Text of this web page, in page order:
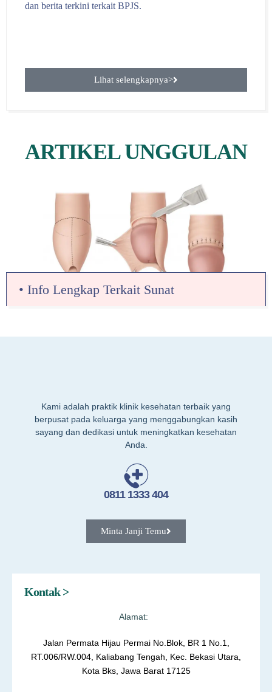
dan berita terkini terkait BPJS.
Lihat selengkapnya>
ARTIKEL UNGGULAN
• Info Lengkap Terkait Sunat
Kami adalah praktik klinik kesehatan terbaik yang
berpusat pada keluarga yang menggabungkan kasih
sayang dan dedikasi untuk meningkatkan kesehatan
Anda.
0811 1333 404
Minta Janji Temu
Kontak >
Alamat:
Jalan Permata Hijau Permai No.Blok, BR 1 No.1,
RT.006/RW.004, Kaliabang Tengah, Kec. Bekasi Utara,
Kota Bks, Jawa Barat 17125